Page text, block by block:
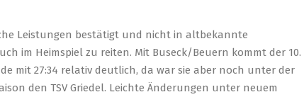
Leistungen bestätigt und nicht in altbekannte
im Heimspiel zu reiten. Mit Buseck/Beuern kommt der 10.
mit 27:34 relativ deutlich, da war sie aber noch unter der
den TSV Griedel. Leichte Änderungen unter neuem